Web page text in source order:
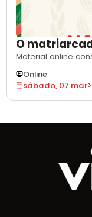
O
lideranças
Material online
visibiliza
evidenciando
tradições e
Online
sábado, 07 mar>